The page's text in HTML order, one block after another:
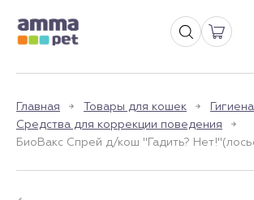
Главная Товары для кошек
Гигиена
Средства для коррекции поведения
БиоВакс Спрей д/кош "Гадить?